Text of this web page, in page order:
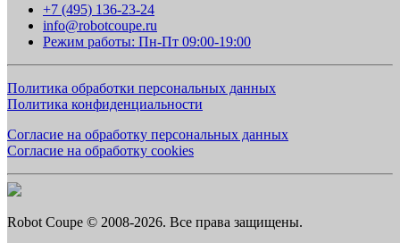
+7 (495) 136-23-24
info@robotcoupe.ru
Режим работы: Пн-Пт 09:00-19:00
Политика обработки персональных данных
Политика конфиденциальности
Согласие на обработку персональных данных
Согласие на обработку cookies
Robot Coupe © 2008-2026. Все права защищены.